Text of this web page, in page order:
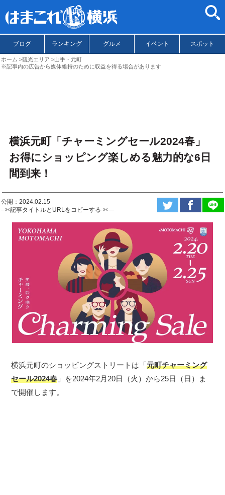
ブログ ランキング グルメ イベント スポット
ホーム 観光エリア
山手・元町
※記事内の広告から媒体維持のために収益を得る場合があります
横浜元町「チャーミングセール2024春」
お得にショッピング楽しめる魅力的な6日
間到来！
公開：2024.02.15
--✄記事タイトルとURLをコピーする-✄—
横浜元町のショッピングストリートは「元町チャーミング
セール2024春 」を2024年2月20日（火）から25日（日）ま
で開催します。